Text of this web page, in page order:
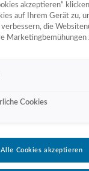
nun die
des aktuelle
Timestamps nach
wird in Tage
Wert ergibt sich
der Käufe pro
akzeptieren“
auf Ihrem Gerät zu,
die
Cookies
Alle Cookies akzeptieren